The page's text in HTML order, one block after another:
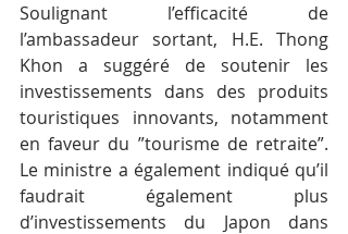
Soulignant l’efficacité de
l’ambassadeur sortant, H.E. Thong
Khon a suggéré de soutenir les
investissements dans des produits
touristiques innovants, notamment
en faveur du ”tourisme de retraite”.
Le ministre a également indiqué qu’il
faudrait également plus
d’investissements du Japon dans